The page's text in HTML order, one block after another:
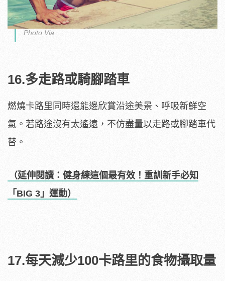
Photo Via
16.多走路或騎腳踏車
燃燒卡路里同時還能邊欣賞沿途美景、呼吸新鮮空
氣。若路途沒有太遙遠，不仿盡量以走路或腳踏車代
替。
（延伸閱讀：健身練這個最有效！重訓新手必知
「BIG 3」運動）
17.每天減少100卡路里的食物攝取量